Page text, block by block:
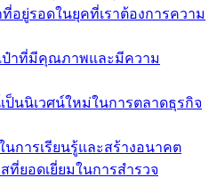
ที่อยู่รอดในยุคที่เราต้องการความ
ป๋าที่มีคุณภาพและมีความ
นนิเวศน์ใหม่ในการตลาดธุรกิจ
การเรียนรู้และสร้างอนาคต
ที่ยอดเยี่ยมในการสำรวจ